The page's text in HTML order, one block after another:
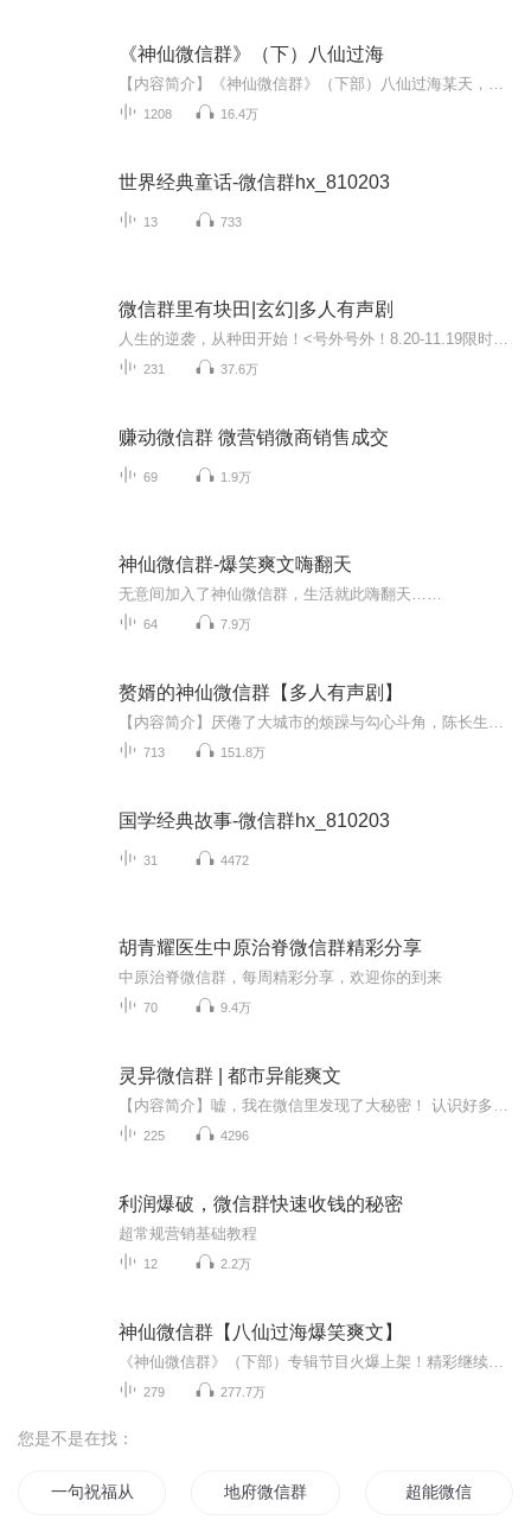
《神仙微信群》（下）八仙过海
1208 16.4万
世界经典童话-微信群hx_810203
13 733
微信群里有块田|玄幻|多人有声剧
231 37.6万
赚动微信群 微营销微商销售成交
69 1.9万
神仙微信群-爆笑爽文嗨翻天
无意间加入了神仙微信群，生活就此嗨翻天……
64 7.9万
赘婿的神仙微信群【多人有声剧】
713 151.8万
国学经典故事-微信群hx_810203
31 4472
胡青耀医生中原治脊微信群精彩分享
中原治脊微信群，每周精彩分享，欢迎你的到来
70 9.4万
灵异微信群 | 都市异能爽文
225 4296
利润爆破，微信群快速收钱的秘密
超常规营销基础教程
12 2.2万
神仙微信群【八仙过海爆笑爽文】
279 277.7万
您是不是在找：
一句祝福从此不见 地府微信群 超能微信